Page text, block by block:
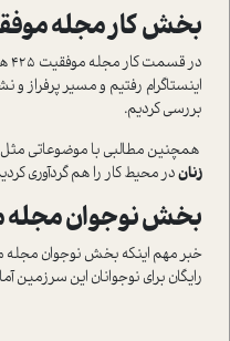
بخش کار مجله
اینستاگرام رفتیم و مسیر پرفراز و
بررسی کردیم.
همچنین مطالبی با موضوعاتی مثل
زناندر محیط کار را هم گردآوری
بخش نوجوان مجله
خبر مهم اینکه بخش نوجوان
رایگان برای نوجوانان این سرزمین